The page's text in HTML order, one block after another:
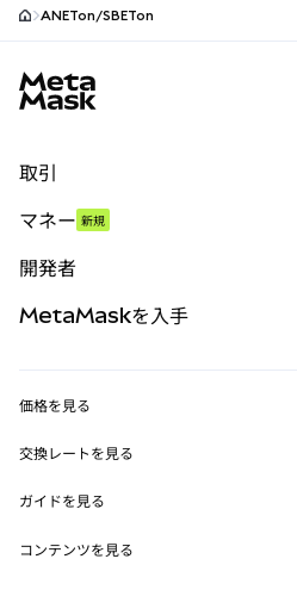
ANETon/SBETon
取引
パーペチュアル
RWA
マネー 新規
開発者
MetaMask Connect
Snaps
Web3サービス
MetaMaskを入手
セキュリティ
サポート
価格を見る
イーサリアムの価格
Solanaの価格
交換レートを見る
ETH→USD
USDT→INR
ガイドを見る
ETHの購入
コンテンツを見る